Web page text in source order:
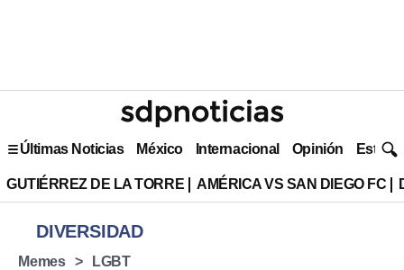
Últimas Noticias México Internacional Opinión Estilo
GUTIÉRREZ DE LA TORRE AMÉRICA VS SAN DIEGO FC
DIVERSIDAD
Memes LGBT